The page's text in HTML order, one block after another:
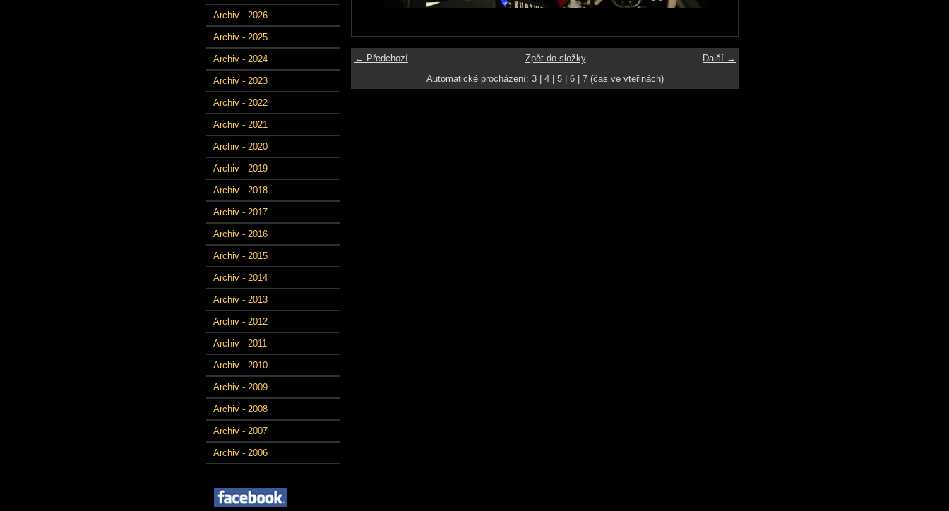
Archiv - 2026
Archiv - 2025
Archiv - 2024
Archiv - 2023
Archiv - 2022
Archiv - 2021
Archiv - 2020
Archiv - 2019
Archiv - 2018
Archiv - 2017
Archiv - 2016
Archiv - 2015
Archiv - 2014
Archiv - 2013
Archiv - 2012
Archiv - 2011
Archiv - 2010
Archiv - 2009
Archiv - 2008
Archiv - 2007
Archiv - 2006
← Předchozí Další →
Zpět do složky
Automatické procházení: 3 4 5 6 7 (čas ve vteřinách)